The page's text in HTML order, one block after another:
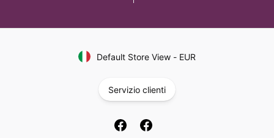
Default Store View- EUR
Servizio clienti